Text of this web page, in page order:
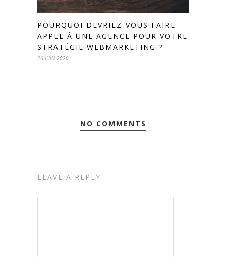
POURQUOI DEVRIEZ-VOUS FAIRE
APPEL À UNE AGENCE POUR VOTRE
STRATÉGIE WEBMARKETING ?
26 JUIN 2020
NO COMMENTS
LEAVE A REPLY